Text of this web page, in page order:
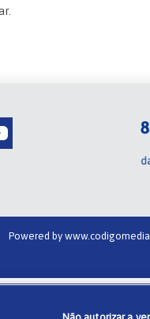
Powered by
Não autorizar a